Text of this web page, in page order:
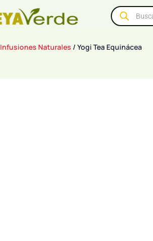
Infusiones Naturales / Yogi Tea Equinácea